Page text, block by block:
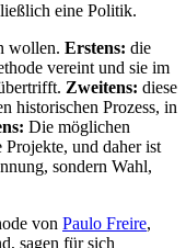
eine Politik.
wollen. Erstens: die
vereint und sie im
Zweitens: diese
historischen Prozess, in
Die möglichen
Projekte, und daher ist
sondern Wahl,
von Paulo Freire,
sagen für sich